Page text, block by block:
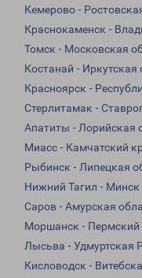
Кемерово -
Краснокаменск -
Томск - Московская
Костанай - Иркутская
Красноярск -
Стерлитамак -
Апатиты - Лорийская
Миасс - Камчатский
Рыбинск - Липецкая
Нижний Тагил - Минск
Саров - Амурская
Моршанск - Пермский
Лысьва - Удмуртская
Кисловодск -